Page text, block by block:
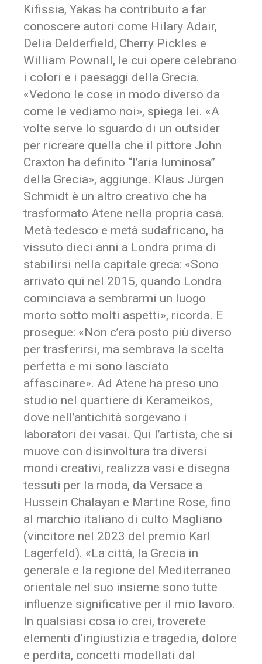
Kifissia, Yakas ha contribuito a far
conoscere autori come Hilary Adair,
Delia Delderfield, Cherry Pickles e
William Pownall, le cui opere celebrano
i colori e i paesaggi della Grecia.
«Vedono le cose in modo diverso da
come le vediamo noi», spiega lei. «A
volte serve lo sguardo di un outsider
per ricreare quella che il pittore John
Craxton ha definito “l’aria luminosa”
della Grecia», aggiunge. Klaus Jürgen
Schmidt è un altro creativo che ha
trasformato Atene nella propria casa.
Metà tedesco e metà sudafricano, ha
vissuto dieci anni a Londra prima di
stabilirsi nella capitale greca: «Sono
arrivato qui nel 2015, quando Londra
cominciava a sembrarmi un luogo
morto sotto molti aspetti», ricorda. E
prosegue: «Non c’era posto più diverso
per trasferirsi, ma sembrava la scelta
perfetta e mi sono lasciato
affascinare». Ad Atene ha preso uno
studio nel quartiere di Kerameikos,
dove nell’antichità sorgevano i
laboratori dei vasai. Qui l’artista, che si
muove con disinvoltura tra diversi
mondi creativi, realizza vasi e disegna
tessuti per la moda, da Versace a
Hussein Chalayan e Martine Rose, fino
al marchio italiano di culto Magliano
(vincitore nel 2023 del premio Karl
Lagerfeld). «La città, la Grecia in
generale e la regione del Mediterraneo
orientale nel suo insieme sono tutte
influenze significative per il mio lavoro.
In qualsiasi cosa io crei, troverete
elementi d’ingiustizia e tragedia, dolore
e perdita, concetti modellati dal